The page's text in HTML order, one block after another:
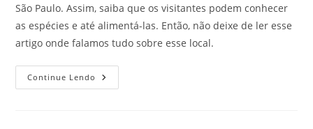
São Paulo. Assim, saiba que os visitantes podem conhecer
as espécies e até alimentá-las. Então, não deixe de ler esse
artigo onde falamos tudo sobre esse local.
Continue Lendo Zoo
Safari